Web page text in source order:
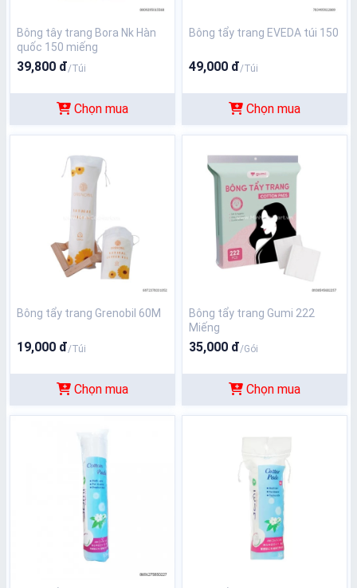
Bông tây trang Bora Nk Hàn
quốc 150 miếng
39,800 đ/Túi
Chọn mua
Bông tẩy trang EVEDA túi 150
49,000 đ/Túi
Chọn mua
Bông tẩy trang Grenobil 60M
19,000 đ/Túi
Chọn mua
Bông tẩy trang Gumi 222
Miếng
35,000 đ/Gói
Chọn mua